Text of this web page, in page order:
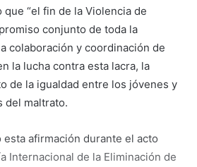
que “el fin de la Violencia de
conjunto de toda la
colaboración y coordinación de
la lucha contra esta lacra, la
de la igualdad entre los jóvenes y
del maltrato.
esta afirmación durante el acto
Internacional de la Eliminación de